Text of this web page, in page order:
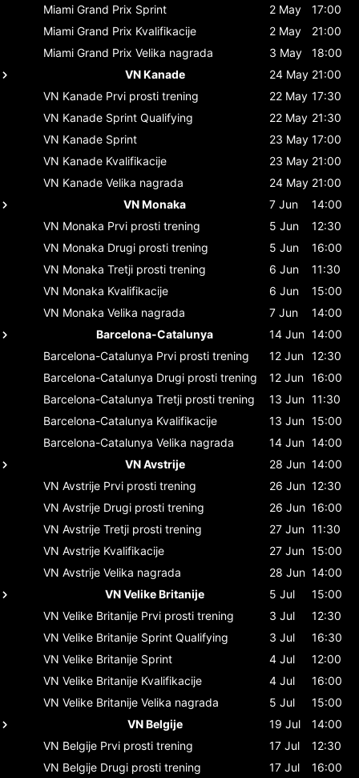
Miami Grand Prix Sprint 2 May
17:00
Miami Grand Prix Kvalifikacije 2 May
21:00
Miami Grand Prix Velika nagrada 3 May
18:00
VN Kanade
24 May 21:00
VN Kanade Prvi prosti trening 22 May 17:30
VN Kanade Sprint Qualifying 22 May 21:30
VN Kanade Sprint 23 May 17:00
VN Kanade Kvalifikacije 23 May 21:00
VN Kanade Velika nagrada 24 May 21:00
VN Monaka
7 Jun
14:00
VN Monaka Prvi prosti trening 5 Jun
12:30
VN Monaka Drugi prosti trening 5 Jun
16:00
VN Monaka Tretji prosti trening 6 Jun
11:30
VN Monaka Kvalifikacije 6 Jun
15:00
VN Monaka Velika nagrada 7 Jun
14:00
Barcelona-Catalunya
14 Jun 14:00
Barcelona-Catalunya Prvi prosti trening 12 Jun 12:30
Barcelona-Catalunya Drugi prosti trening 12 Jun 16:00
Barcelona-Catalunya Tretji prosti trening 13 Jun 11:30
Barcelona-Catalunya Kvalifikacije 13 Jun 15:00
Barcelona-Catalunya Velika nagrada 14 Jun 14:00
VN Avstrije
28 Jun 14:00
VN Avstrije Prvi prosti trening 26 Jun 12:30
VN Avstrije Drugi prosti trening 26 Jun 16:00
VN Avstrije Tretji prosti trening 27 Jun 11:30
VN Avstrije Kvalifikacije 27 Jun 15:00
VN Avstrije Velika nagrada 28 Jun 14:00
VN Velike Britanije
5 Jul
15:00
VN Velike Britanije Prvi prosti trening 3 Jul
12:30
VN Velike Britanije Sprint Qualifying 3 Jul
16:30
VN Velike Britanije Sprint 4 Jul
12:00
VN Velike Britanije Kvalifikacije 4 Jul
16:00
VN Velike Britanije Velika nagrada 5 Jul
15:00
VN Belgije
19 Jul
14:00
VN Belgije Prvi prosti trening 17 Jul
12:30
VN Belgije Drugi prosti trening 17 Jul
16:00